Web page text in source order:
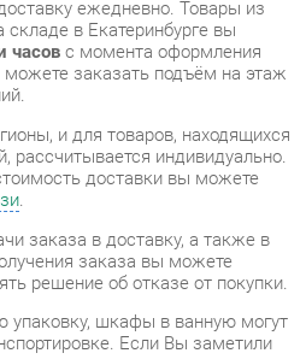
и для товаров, находящихся
индивидуально.
доставки вы можете
.
заказа вы можете
решение об отказе от покупки.
шкафы в ванную могут
поврежденную деталь.
-бесплатна.
1 год, а на некоторые модели – 2